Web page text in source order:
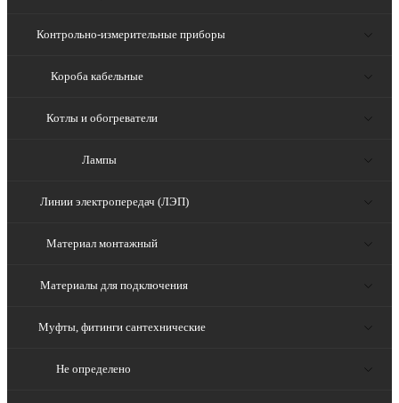
Контрольно-измерительные приборы
Короба кабельные
Котлы и обогреватели
Лампы
Линии электропередач (ЛЭП)
Материал монтажный
Материалы для подключения
Муфты, фитинги сантехнические
Не определено